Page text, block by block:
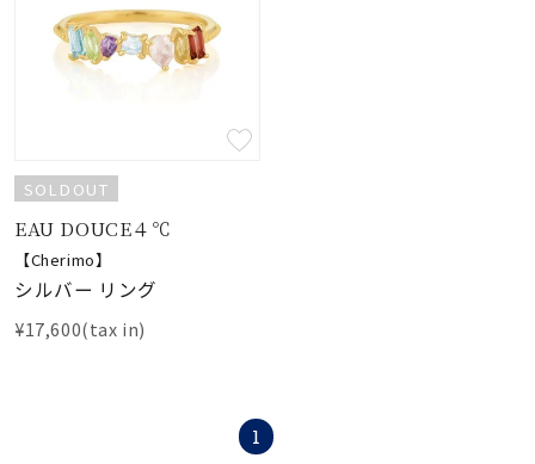
SOLDOUT
EAU DOUCE４℃
【Cherimo】
シルバー リング
¥17,600(tax in)
1